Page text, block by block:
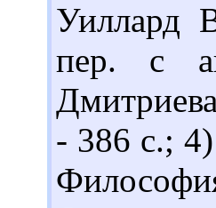
Уиллард
пер. с
- 386 с.;